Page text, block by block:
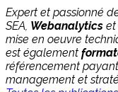
Expert et passionné
SEA, Webanalytics et
mise en oeuvre
est également
référencement
management et